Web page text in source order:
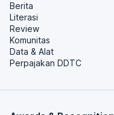
Berita
Literasi
Review
Komunitas
Data & Alat
Perpajakan DDTC